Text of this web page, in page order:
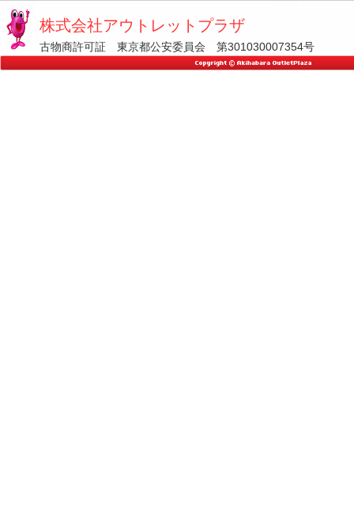
株式会社アウトレットプラザ
古物商許可証 東京都公安委員会 第301030007354号